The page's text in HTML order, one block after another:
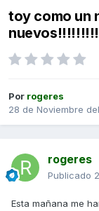
toy como un
Por rogeres
28 de Noviembre
rogeres
Publicado
Esta mañana me